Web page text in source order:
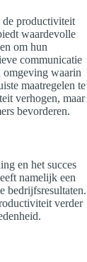
de productiviteit
waardevolle
om hun
communicatie
omgeving waarin
maatregelen te
verhogen, maar
bevorderen.
en het succes
namelijk een
bedrijfsresultaten.
verder